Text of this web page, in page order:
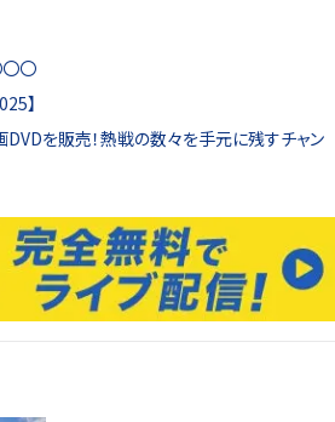
〇〇
】
を販売！熱戦の数々を手元に残すチャン